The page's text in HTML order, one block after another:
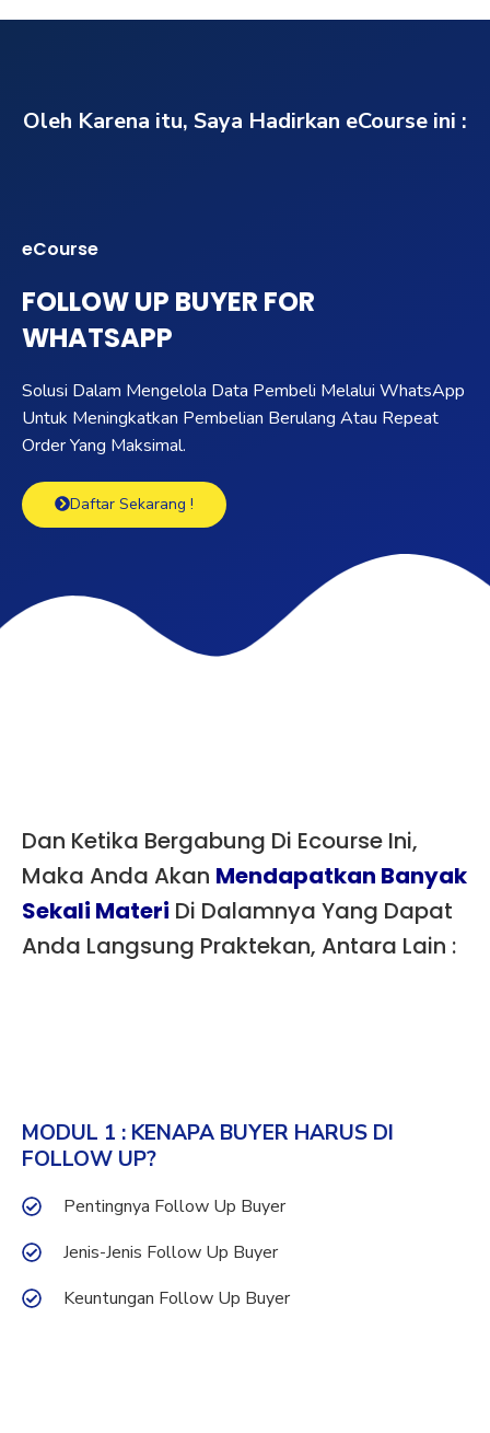
Oleh Karena itu, Saya Hadirkan eCourse ini :
eCourse
FOLLOW UP BUYER FOR
WHATSAPP
Solusi Dalam Mengelola Data Pembeli Melalui WhatsApp
Untuk Meningkatkan Pembelian Berulang Atau Repeat
Order Yang Maksimal.
Daftar Sekarang !
Dan Ketika Bergabung Di Ecourse Ini,
Maka Anda Akan Mendapatkan Banyak
Sekali Materi Di Dalamnya Yang Dapat
Anda Langsung Praktekan, Antara Lain :
MODUL 1 : KENAPA BUYER HARUS DI
FOLLOW UP?
Pentingnya Follow Up Buyer
Jenis-Jenis Follow Up Buyer
Keuntungan Follow Up Buyer